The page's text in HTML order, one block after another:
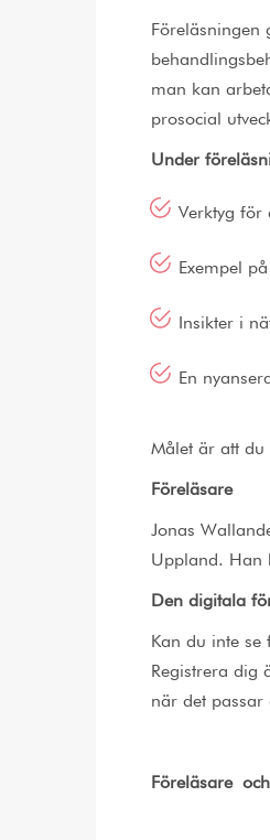
man kan
prosocial
Under
Verktyg för
Exempel
Insikter i
En
Målet är att du
Föreläsare
Jonas
Uppland. Han
Den digitala
Kan du inte se
Registrera dig
när det passar
Föreläsare